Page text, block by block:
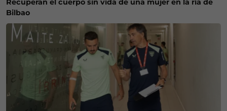
Recuperan el cuerpo sin vida de una mujer en la ría de
Bilbao